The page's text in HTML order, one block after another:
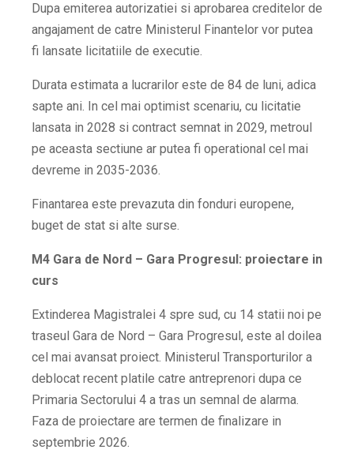
Dupa emiterea autorizatiei si aprobarea creditelor de
angajament de catre Ministerul Finantelor vor putea
fi lansate licitatiile de executie.
Durata estimata a lucrarilor este de 84 de luni, adica
sapte ani. In cel mai optimist scenariu, cu licitatie
lansata in 2028 si contract semnat in 2029, metroul
pe aceasta sectiune ar putea fi operational cel mai
devreme in 2035-2036.
Finantarea este prevazuta din fonduri europene,
buget de stat si alte surse.
M4 Gara de Nord – Gara Progresul: proiectare in
curs
Extinderea Magistralei 4 spre sud, cu 14 statii noi pe
traseul Gara de Nord – Gara Progresul, este al doilea
cel mai avansat proiect. Ministerul Transporturilor a
deblocat recent platile catre antreprenori dupa ce
Primaria Sectorului 4 a tras un semnal de alarma.
Faza de proiectare are termen de finalizare in
septembrie 2026.